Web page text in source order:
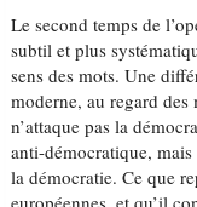
Le second temps de
subtil et plus
sens des mots. Une
moderne, au regard des
n’attaque pas la
anti-démocratique,
la démocratie. Ce que
européennes, et qu’il